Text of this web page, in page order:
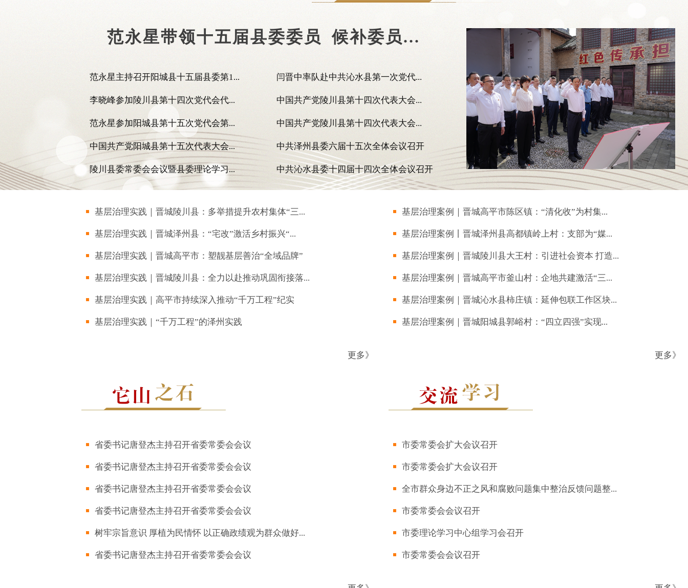
范永星带领十五届县委委员 候补委员...
范永星主持召开阳城县十五届县委第1... 闫晋中率队赴中共沁水县第一次党代...
李晓峰参加陵川县第十四次党代会代... 中国共产党陵川县第十四次代表大会...
范永星参加阳城县第十五次党代会第... 中国共产党陵川县第十四次代表大会...
中国共产党阳城县第十五次代表大会... 中共泽州县委六届十五次全体会议召开
陵川县委常委会会议暨县委理论学习... 中共沁水县委十四届十四次全体会议召开
基层治理实践｜晋城陵川县：多举措提升农村集体“三...
基层治理实践｜晋城泽州县：“宅改”激活乡村振兴“...
基层治理实践｜晋城高平市：塑靓基层善治“全域品牌”
基层治理实践｜晋城陵川县：全力以赴推动巩固衔接落...
基层治理实践｜高平市持续深入推动“千万工程”纪实
基层治理实践｜“千万工程”的泽州实践
更多》
基层治理案例｜晋城高平市陈区镇：“清化收”为村集...
基层治理案例丨晋城泽州县高都镇岭上村：支部为“媒...
基层治理案例｜晋城陵川县大王村：引进社会资本 打造...
基层治理案例｜晋城高平市釜山村：企地共建激活“三...
基层治理案例｜晋城沁水县柿庄镇：延伸包联工作区块...
基层治理案例｜晋城阳城县郭峪村：“四立四强”实现...
更多》
省委书记唐登杰主持召开省委常委会会议
省委书记唐登杰主持召开省委常委会会议
省委书记唐登杰主持召开省委常委会会议
省委书记唐登杰主持召开省委常委会会议
树牢宗旨意识 厚植为民情怀 以正确政绩观为群众做好...
省委书记唐登杰主持召开省委常委会会议
市委常委会扩大会议召开
市委常委会扩大会议召开
全市群众身边不正之风和腐败问题集中整治反馈问题整...
市委常委会会议召开
市委理论学习中心组学习会召开
市委常委会会议召开